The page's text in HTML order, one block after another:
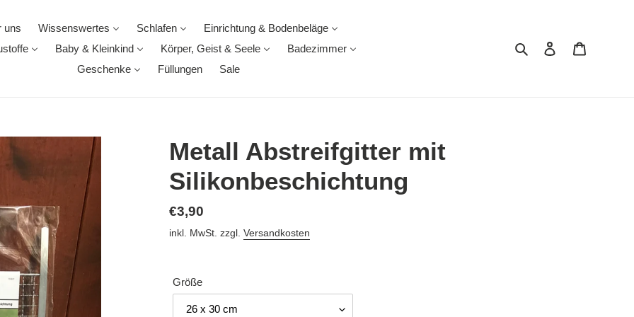
uns Wissenswertes Schlafen
Einrichtung & Bodenbeläge
Baby & Kleinkind Körper, Geist & Seele
Badezimmer
Geschenke
Füllungen Sale
Suchen Einloggen
Metall Abstreifgitter mit
Silikonbeschichtung
Normaler
Preis
€3,90
inkl. MwSt. zzgl. Versandkosten
Größe